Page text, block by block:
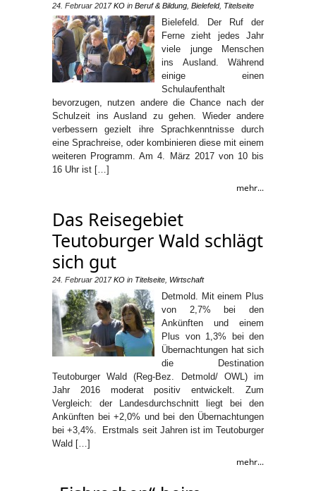
24. Februar 2017 KO in Beruf & Bildung Bielefeld, Titelseite
Bielefeld. Der Ruf der
Ferne zieht jedes Jahr
viele junge Menschen
ins Ausland. Während
einige einen
Schulaufenthalt
bevorzugen, nutzen andere die Chance nach der
Schulzeit ins Ausland zu gehen. Wieder andere
verbessern gezielt ihre Sprachkenntnisse durch
eine Sprachreise, oder kombinieren diese mit einem
weiteren Programm. Am 4. März 2017 von 10 bis
16 Uhr ist […]
mehr...
Das Reisegebiet
Teutoburger Wald schlägt
sich gut
24. Februar 2017 KO in Titelseite Wirtschaft
Detmold. Mit einem Plus
von 2,7% bei den
Ankünften und einem
Plus von 1,3% bei den
Übernachtungen hat sich
die Destination
Teutoburger Wald (Reg-Bez. Detmold/ OWL) im
Jahr 2016 moderat positiv entwickelt. Zum
Vergleich: der Landesdurchschnitt liegt bei den
Ankünften bei +2,0% und bei den Übernachtungen
bei +3,4%. Erstmals seit Jahren ist im Teutoburger
Wald […]
mehr...